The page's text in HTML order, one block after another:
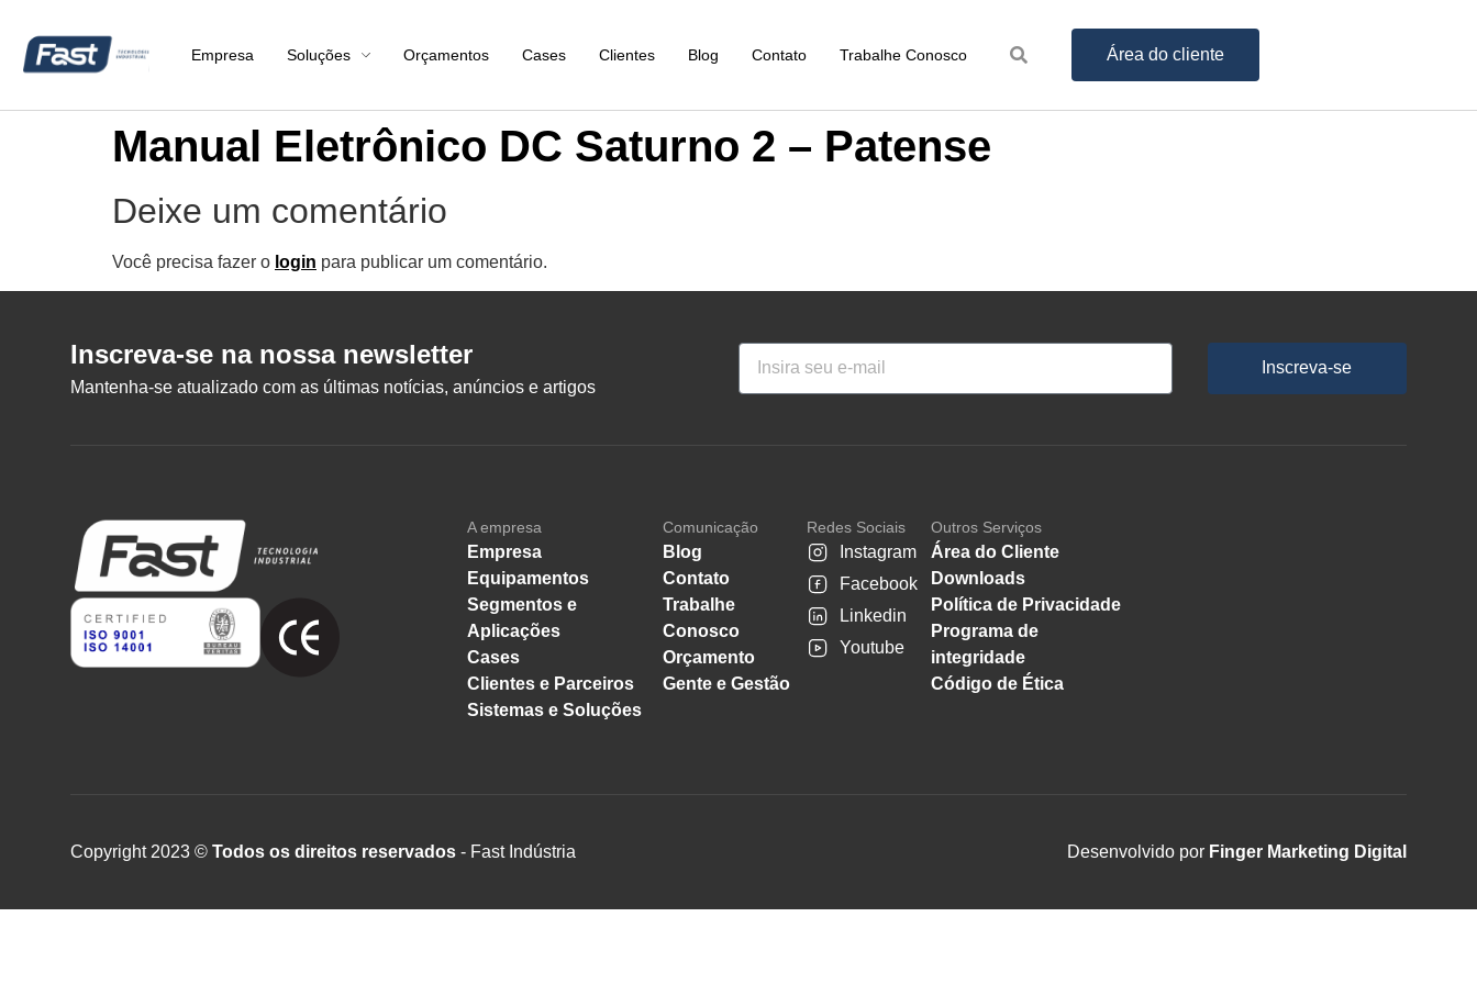
Empresa Soluções Orçamentos Cases Clientes Blog Contato Trabalhe Conosco Área do cliente
Manual Eletrônico DC Saturno 2 – Patense
Deixe um comentário
Você precisa fazer o login para publicar um comentário.
Inscreva-se na nossa newsletter
Mantenha-se atualizado com as últimas notícias, anúncios e artigos
Inscreva-se
A empresa
Empresa
Equipamentos
Segmentos e
Aplicações
Cases
Clientes e Parceiros
Sistemas e Soluções
Comunicação
Blog
Contato
Trabalhe
Conosco
Orçamento
Gente e Gestão
Redes Sociais
Instagram
Facebook
Linkedin
Youtube
Outros Serviços
Área do Cliente
Downloads
Política de Privacidade
Programa de
integridade
Código de Ética
Copyright 2023 © Todos os direitos reservados - Fast Indústria Desenvolvido por Finger Marketing Digital